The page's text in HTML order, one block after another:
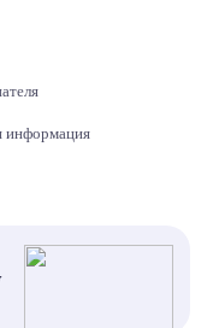
информация